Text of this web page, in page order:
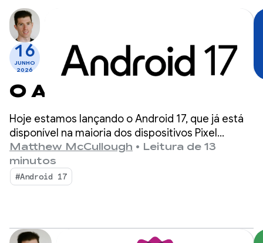
16
JUNHO
2026
O Android 17 chegou
Hoje estamos lançando o Android 17, que já está
disponível na maioria dos dispositivos Pixel
compatíveis. Procure novos dispositivos com o
Android 17 nos próximos meses.
Matthew McCullough • Leitura de 13
minutos
#Android 17